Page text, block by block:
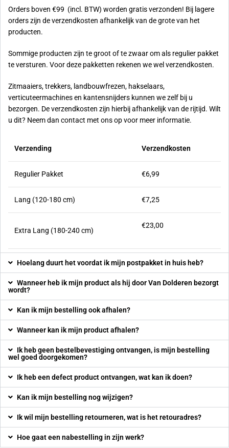
Orders boven €99 (incl. BTW) worden gratis verzonden! Bij lagere
orders zijn de verzendkosten afhankelijk van de grote van het
producten.
Sommige producten zijn te groot of te zwaar om als regulier pakket
te versturen. Voor deze pakketten rekenen we wel verzendkosten.
Zitmaaiers, trekkers, landbouwfrezen, hakselaars,
verticuteermachines en kantensnijders kunnen we zelf bij u
bezorgen. De verzendkosten zijn hierbij afhankelijk van de rijtijd. Wilt
u dit? Neem dan contact met ons op voor meer informatie.
Verzending Verzendkosten
Regulier Pakket €6,99
Lang (120-180 cm) €7,25
Extra Lang (180-240 cm)
€23,00
Hoelang duurt het voordat ik mijn postpakket in huis heb?
Wanneer heb ik mijn product als hij door Van Dolderen bezorgt
wordt?
Kan ik mijn bestelling ook afhalen?
Wanneer kan ik mijn product afhalen?
Ik heb geen bestelbevestiging ontvangen, is mijn bestelling
wel goed doorgekomen?
Ik heb een defect product ontvangen, wat kan ik doen?
Kan ik mijn bestelling nog wijzigen?
Ik wil mijn bestelling retourneren, wat is het retouradres?
Hoe gaat een nabestelling in zijn werk?